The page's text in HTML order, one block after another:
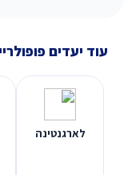
עוד יעדים
לארגנטינה